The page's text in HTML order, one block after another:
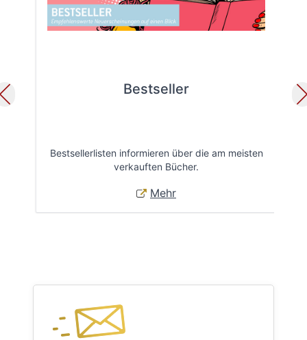
Bestseller
Bestsellerlisten informieren über die am meisten
verkauften Bücher.
Mehr